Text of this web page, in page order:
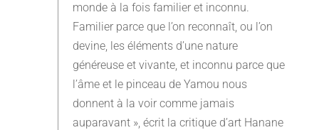
monde à la fois familier et inconnu.
Familier parce que l’on reconnaît, ou l’on
devine, les éléments d’une nature
généreuse et vivante, et inconnu parce que
l’âme et le pinceau de Yamou nous
donnent à la voir comme jamais
auparavant », écrit la critique d’art Hanane